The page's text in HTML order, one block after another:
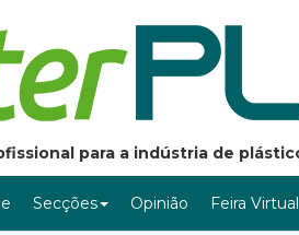
para a indústria de
Secções Opinião Feira Virtual